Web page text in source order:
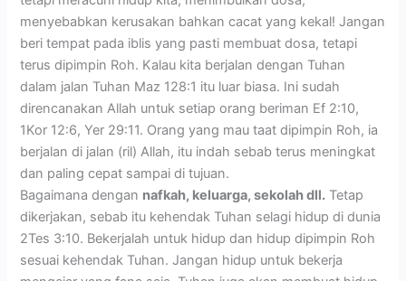
menyebabkan kerusakan bahkan cacat yang kekal! Jangan
beri tempat pada iblis yang pasti membuat dosa, tetapi
terus dipimpin Roh. Kalau kita berjalan dengan Tuhan
dalam jalan Tuhan Maz 128:1 itu luar biasa. Ini sudah
direncanakan Allah untuk setiap orang beriman Ef 2:10,
1Kor 12:6, Yer 29:11. Orang yang mau taat dipimpin Roh, ia
berjalan di jalan (ril) Allah, itu indah sebab terus meningkat
dan paling cepat sampai di tujuan.
Bagaimana dengan nafkah, keluarga, sekolah dll. Tetap
dikerjakan, sebab itu kehendak Tuhan selagi hidup di dunia
2Tes 3:10. Bekerjalah untuk hidup dan hidup dipimpin Roh
sesuai kehendak Tuhan. Jangan hidup untuk bekerja